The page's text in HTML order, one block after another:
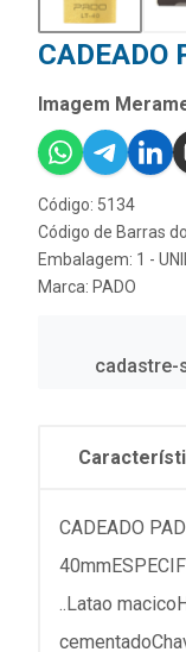
CADEADO
Imagem
Código: 5134
Código de Barras
Embalagem: 1 -
Marca: PADO
cadastre-
CADEADO
..Latao